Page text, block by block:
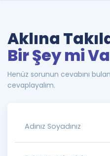
Aklına
Bir Şey mi
Henüz sorunun cevabını
cevaplayalım.